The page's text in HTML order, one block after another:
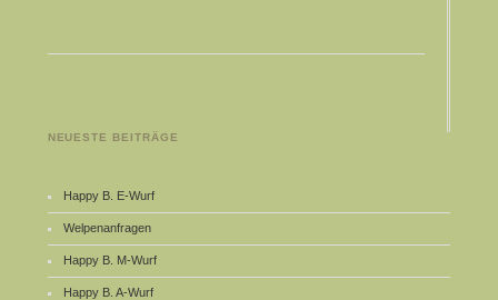
NEUESTE BEITRÄGE
Happy B. E-Wurf
Welpenanfragen
Happy B. M-Wurf
Happy B. A-Wurf